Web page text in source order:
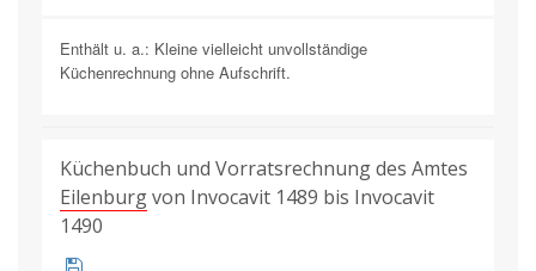
Enthält u. a.: Kleine vielleicht unvollständige
Küchenrechnung ohne Aufschrift.
Küchenbuch und Vorratsrechnung des Amtes
Eilenburgvon Invocavit 1489 bis Invocavit
1490